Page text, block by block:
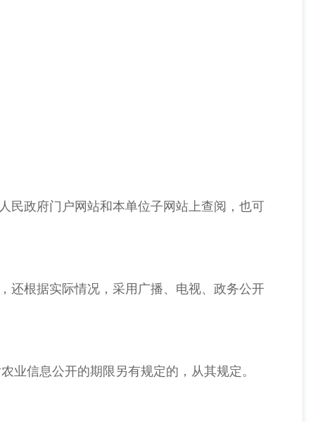
民政府门户网站和本单位子网站上查阅，也可
还根据实际情况，采用广播、电视、政务公开
业信息公开的期限另有规定的，从其规定。